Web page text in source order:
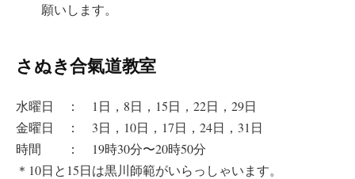
願いします。
さぬき合氣道教室
水曜日 ： 1日，8日，15日，22日，29日
金曜日 ： 3日，10日，17日，24日，31日
時間 ： 19時30分〜20時50分
＊10日と15日は黒川師範がいらっしゃいます。